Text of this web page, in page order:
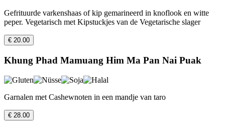
Gefrituurde varkenshaas of kip gemarineerd in knoflook en witte
peper. Vegetarisch met Kipstuckjes van de Vegetarische slager
€ 20.00
Khung Phad Mamuang Him Ma Pan Nai Puak
Garnalen met Cashewnoten in een mandje van taro
€ 28.00